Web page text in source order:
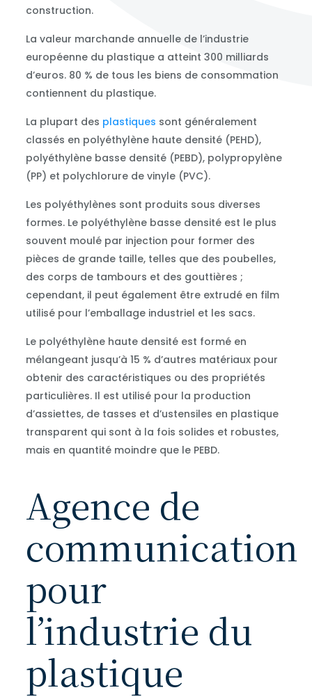
construction.
La valeur marchande annuelle de l’industrie
européenne du plastique a atteint 300 milliards
d’euros. 80 % de tous les biens de consommation
contiennent du plastique.
La plupart des plastiques sont généralement
classés en polyéthylène haute densité (PEHD),
polyéthylène basse densité (PEBD), polypropylène
(PP) et polychlorure de vinyle (PVC).
Les polyéthylènes sont produits sous diverses
formes. Le polyéthylène basse densité est le plus
souvent moulé par injection pour former des
pièces de grande taille, telles que des poubelles,
des corps de tambours et des gouttières ;
cependant, il peut également être extrudé en film
utilisé pour l’emballage industriel et les sacs.
Le polyéthylène haute densité est formé en
mélangeant jusqu’à 15 % d’autres matériaux pour
obtenir des caractéristiques ou des propriétés
particulières. Il est utilisé pour la production
d’assiettes, de tasses et d’ustensiles en plastique
transparent qui sont à la fois solides et robustes,
mais en quantité moindre que le PEBD.
Agence de
communication
pour
l’industrie du
plastique